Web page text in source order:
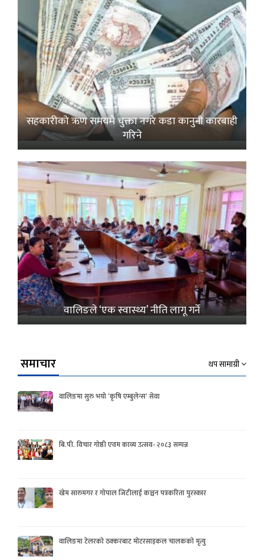
सहकारीको ऋण समयमै चुक्ता नगरे कडा कानुनी कारबाही
गरिने
वालिङले ‘एक स्वास्थ्य’ नीति लागू गर्ने
समाचार थप सामाग्री
वालिङमा सुरु भयो ‘कृषि एम्बुलेन्स’ सेवा
बि.पी. विचार गोष्ठी एवम काव्य उत्सव- २०८३ सम्पन्न
खेम सारुमगर र गोपाल जिटीलाई कञ्चन पत्रकरिता पुरस्कार
वालिङमा टेलरको ठक्करबाट मोटरसाइकल चालकको मृत्यु